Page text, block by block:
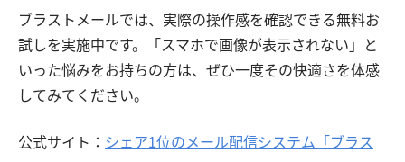
ブラストメールでは、実際の操作感を確認できる無料お
試しを実施中です。「スマホで画像が表示されない」と
いった悩みをお持ちの方は、ぜひ一度その快適さを体感
してみてください。
公式サイト： シェア1位のメール配信システム「ブラス